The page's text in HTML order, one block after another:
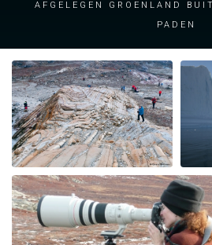
Afgelegen Groenland
paden